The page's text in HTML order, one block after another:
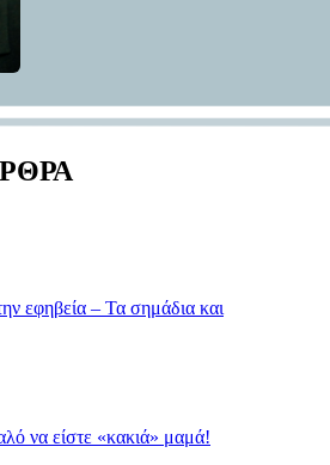
εφηβεία – Τα σημάδια και
να είστε «κακιά» μαμά!